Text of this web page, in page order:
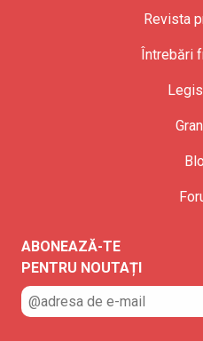
Revista
Întrebări
ABONEAZĂ-TE
PENTRU NOUTAȚI